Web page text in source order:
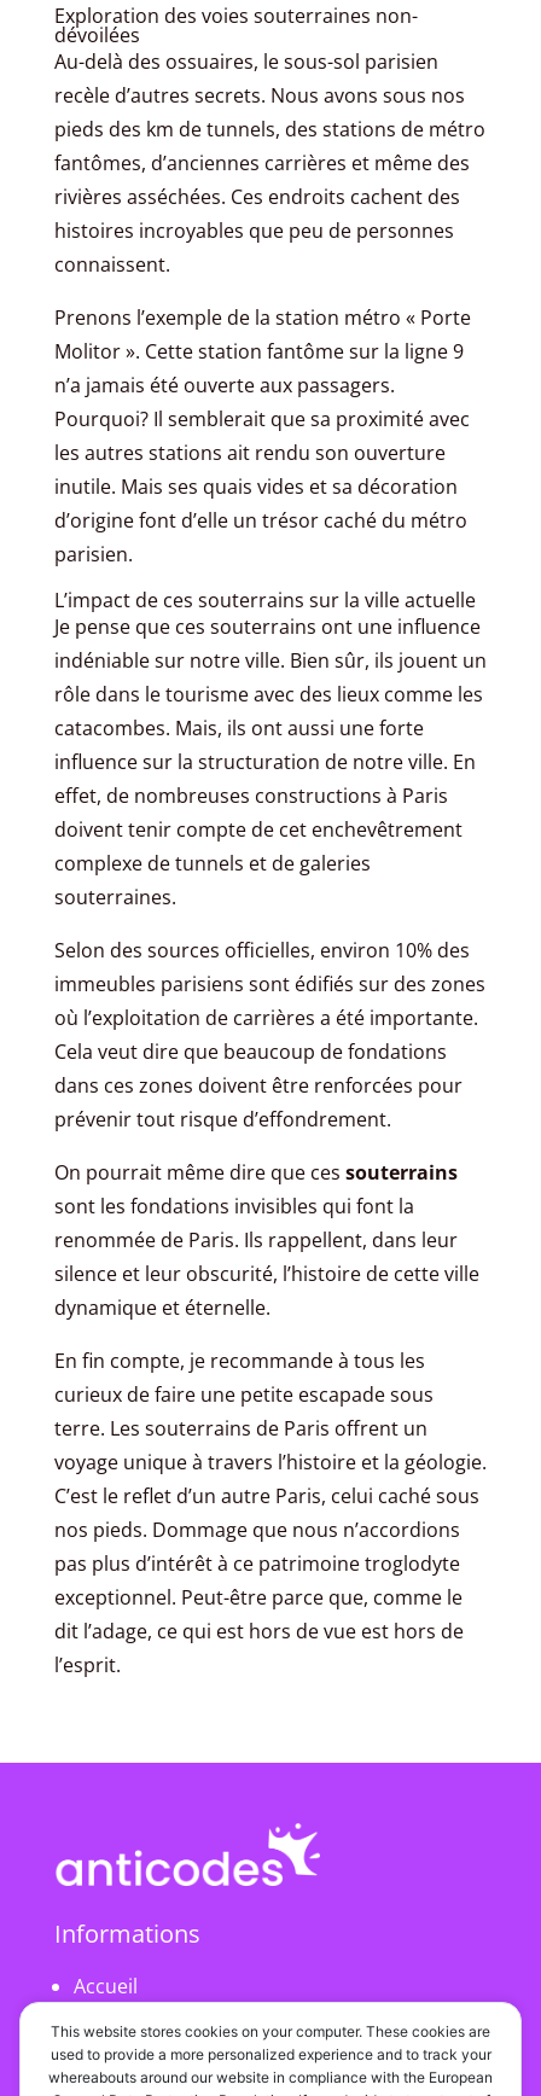
Exploration des voies souterraines non-
dévoilées
Au-delà des ossuaires, le sous-sol parisien
recèle d’autres secrets. Nous avons sous nos
pieds des km de tunnels, des stations de métro
fantômes, d’anciennes carrières et même des
rivières asséchées. Ces endroits cachent des
histoires incroyables que peu de personnes
connaissent.
Prenons l’exemple de la station métro « Porte
Molitor ». Cette station fantôme sur la ligne 9
n’a jamais été ouverte aux passagers.
Pourquoi? Il semblerait que sa proximité avec
les autres stations ait rendu son ouverture
inutile. Mais ses quais vides et sa décoration
d’origine font d’elle un trésor caché du métro
parisien.
L’impact de ces souterrains sur la ville actuelle
Je pense que ces souterrains ont une influence
indéniable sur notre ville. Bien sûr, ils jouent un
rôle dans le tourisme avec des lieux comme les
catacombes. Mais, ils ont aussi une forte
influence sur la structuration de notre ville. En
effet, de nombreuses constructions à Paris
doivent tenir compte de cet enchevêtrement
complexe de tunnels et de galeries
souterraines.
Selon des sources officielles, environ 10% des
immeubles parisiens sont édifiés sur des zones
où l’exploitation de carrières a été importante.
Cela veut dire que beaucoup de fondations
dans ces zones doivent être renforcées pour
prévenir tout risque d’effondrement.
On pourrait même dire que ces souterrains
sont les fondations invisibles qui font la
renommée de Paris. Ils rappellent, dans leur
silence et leur obscurité, l’histoire de cette ville
dynamique et éternelle.
En fin compte, je recommande à tous les
curieux de faire une petite escapade sous
terre. Les souterrains de Paris offrent un
voyage unique à travers l’histoire et la géologie.
C’est le reflet d’un autre Paris, celui caché sous
nos pieds. Dommage que nous n’accordions
pas plus d’intérêt à ce patrimoine troglodyte
exceptionnel. Peut-être parce que, comme le
dit l’adage, ce qui est hors de vue est hors de
l’esprit.
Informations
Accueil
This website stores cookies on your computer. These cookies are
used to provide a more personalized experience and to track your
whereabouts around our website in compliance with the European